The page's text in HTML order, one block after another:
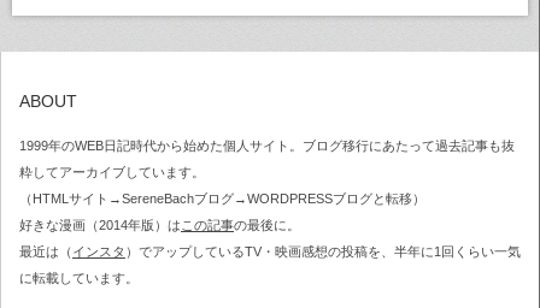
ABOUT
1999年のWEB日記時代から始めた個人サイト。ブログ移行にあたって過去記事も抜
粋してアーカイブしています。
（HTMLサイト→SereneBachブログ→WORDPRESSブログと転移）
好きな漫画（2014年版）は この記事の最後に。
最近は（ インスタ ）でアップしているTV・映画感想の投稿を、半年に1回くらい一気
に転載しています。